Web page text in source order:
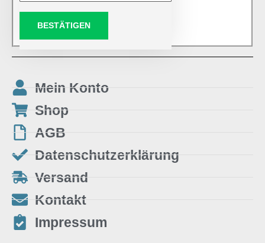
BESTÄTIGEN
Mein Konto
Shop
AGB
Datenschutzerklärung
Versand
Kontakt
Impressum